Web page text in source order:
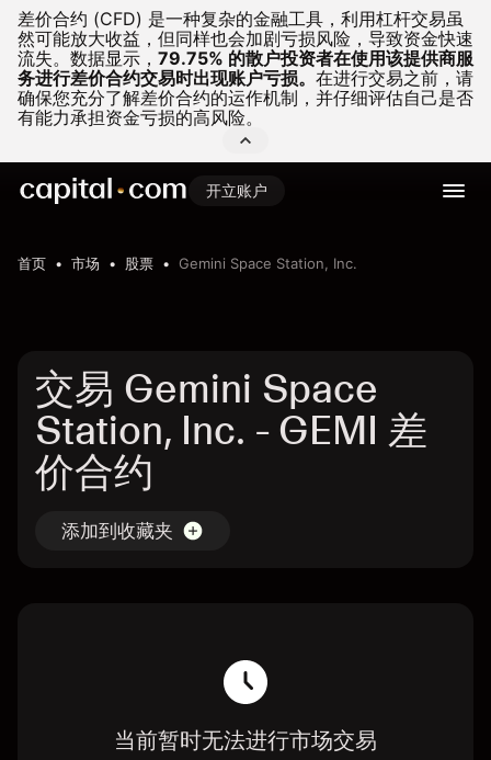
差价合约 (CFD) 是一种复杂的金融工具，利用杠杆交易虽
然可能放大收益，但同样也会加剧亏损风险，导致资金快速
流失。 数据显示， 79.75% 的散户投资者在使用该提供商服
务进行差价合约交易时出现账户亏损。 在进行交易之前，请
确保您充分了解差价合约的运作机制，并仔细评估自己是否
有能力承担资金亏损的高风险。
开立账户
首页 市场 股票 Gemini Space Station, Inc.
交易 Gemini Space
Station, Inc. - GEMI 差
价合约
添加到收藏夹
当前暂时无法进行市场交易